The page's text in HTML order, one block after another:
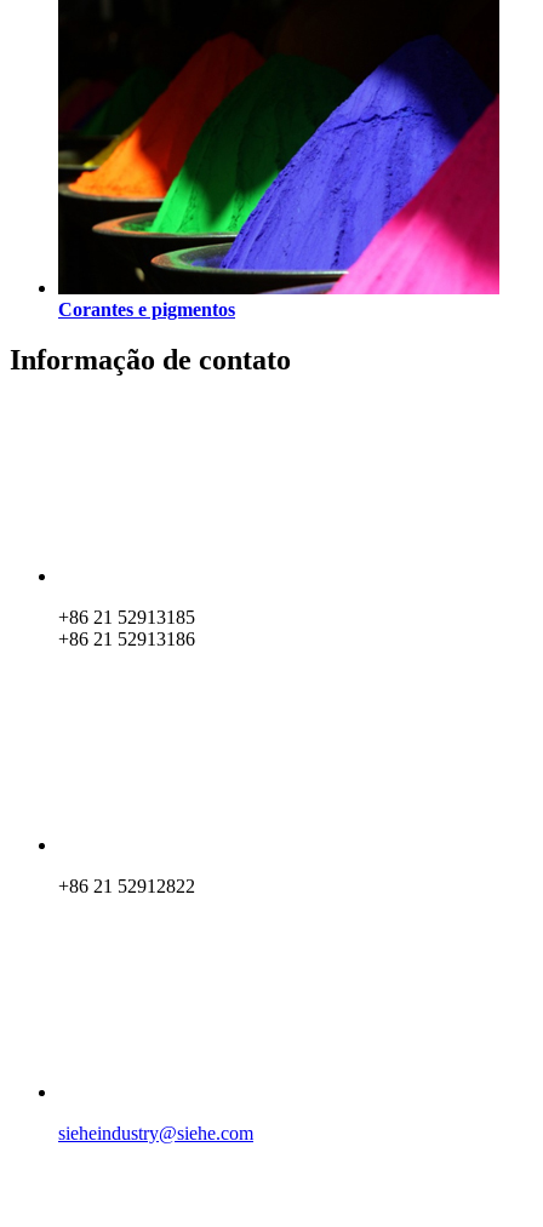
Corantes e pigmentos
Informação de contato
+86 21 52913185
+86 21 52913186
+86 21 52912822
sieheindustry@siehe.com